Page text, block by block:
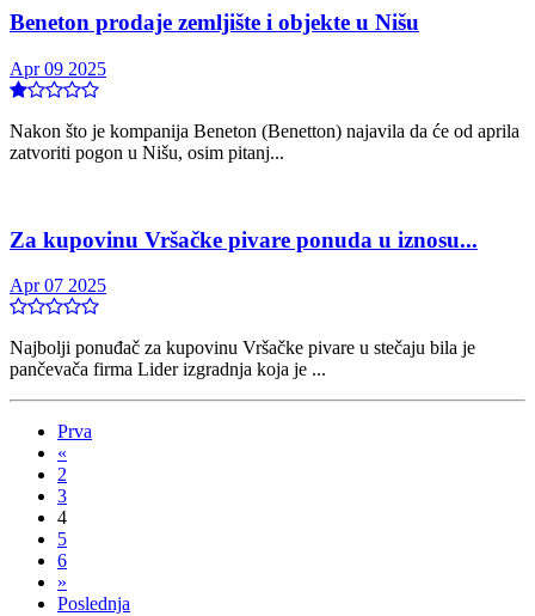
Beneton prodaje zemljište i objekte u Nišu
Apr 09 2025
Nakon što je kompanija Beneton (Benetton) najavila da će od aprila
zatvoriti pogon u Nišu, osim pitanj...
Za kupovinu Vršačke pivare ponuda u iznosu...
Apr 07 2025
Najbolji ponuđač za kupovinu Vršačke pivare u stečaju bila je
pančevača firma Lider izgradnja koja je ...
Prva
«
2
3
4
5
6
»
Poslednja